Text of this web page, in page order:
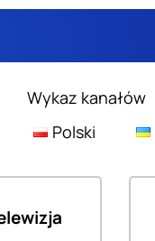
Wykaz kanałów
Polski